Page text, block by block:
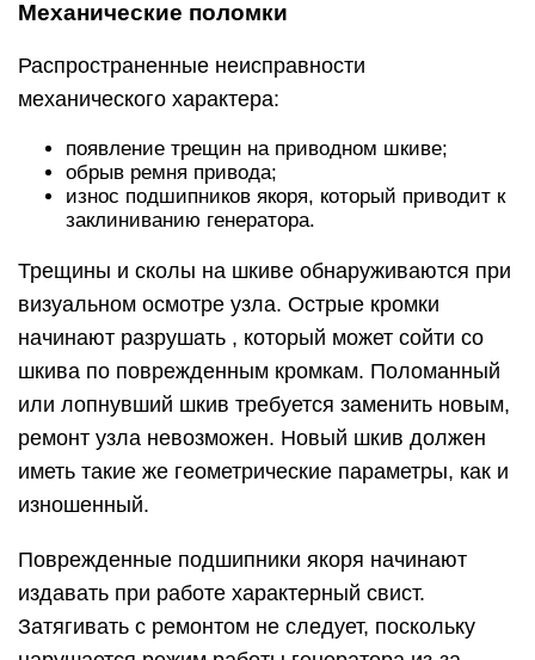
Механические поломки
Распространенные неисправности
механического характера:
появление трещин на приводном шкиве;
обрыв ремня привода;
износ подшипников якоря, который приводит к
заклиниванию генератора.
Трещины и сколы на шкиве обнаруживаются при
визуальном осмотре узла. Острые кромки
начинают разрушать , который может сойти со
шкива по поврежденным кромкам. Поломанный
или лопнувший шкив требуется заменить новым,
ремонт узла невозможен. Новый шкив должен
иметь такие же геометрические параметры, как и
изношенный.
Поврежденные подшипники якоря начинают
издавать при работе характерный свист.
Затягивать с ремонтом не следует, поскольку